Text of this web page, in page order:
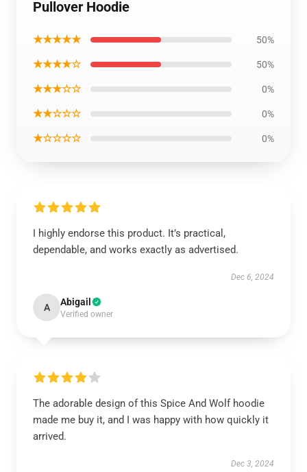
Pullover Hoodie
★★★★★ 50%
★★★★☆ 50%
★★★☆☆ 0%
★★☆☆☆ 0%
★☆☆☆☆ 0%
I highly endorse this product. It’s practical,
dependable, and works exactly as advertised.
Dec 6, 2024
A Abigail
Verified owner
The adorable design of this Spice And Wolf hoodie
made me buy it, and I was happy with how quickly it
arrived.
Dec 3, 2024